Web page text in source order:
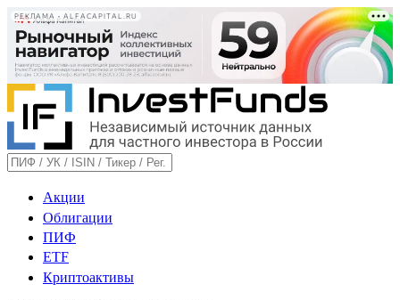
РЕКЛАМА • ALFACAPITAL.RU
Акции
Облигации
ПИФ
ETF
Криптоактивы